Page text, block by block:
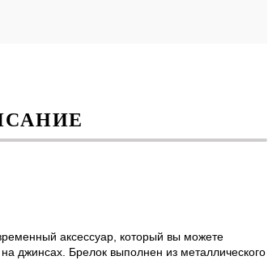
аксессуар, который вы можете
джинсах. Брелок выполнен из металлического